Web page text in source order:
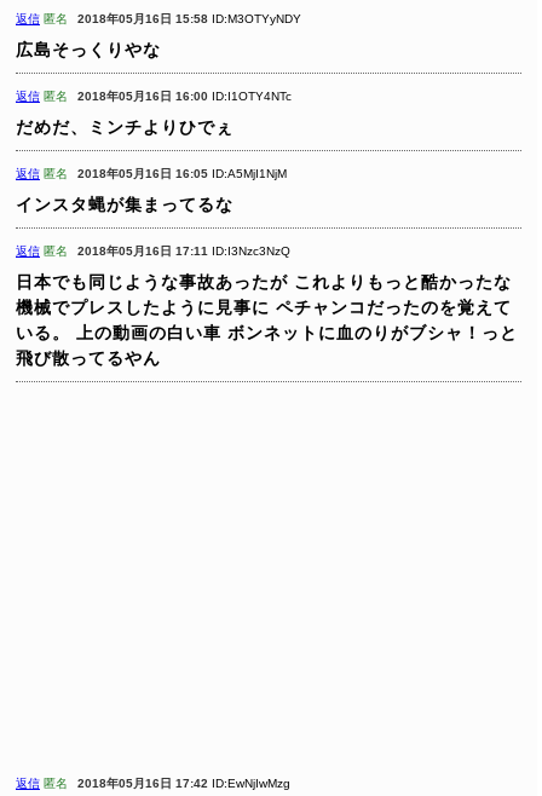
返信 匿名 2018年05月16日 15:58 ID:M3OTYyNDY
広島そっくりやな
返信 匿名 2018年05月16日 16:00 ID:I1OTY4NTc
だめだ、ミンチよりひでぇ
返信 匿名 2018年05月16日 16:05 ID:A5MjI1NjM
インスタ蝿が集まってるな
返信 匿名 2018年05月16日 17:11 ID:I3Nzc3NzQ
日本でも同じような事故あったが これよりもっと酷かったな
機械でプレスしたように見事に ペチャンコだったのを覚えて
いる。
上の動画の白い車 ボンネットに血のりがブシャ！っと
飛び散ってるやん
返信 匿名 2018年05月16日 17:42 ID:EwNjIwMzg